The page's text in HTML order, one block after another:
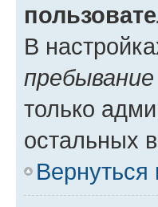
В
только
остальных
Вернуться